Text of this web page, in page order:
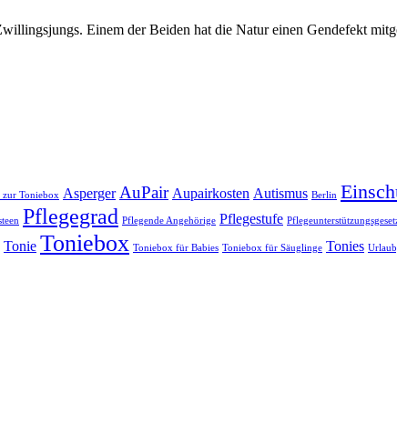
Einem der Beiden hat die Natur einen Gendefekt
zur Toniebox Asperger AuPair Aupairkosten Autismus Berlin
Pflegegrad Pflegende Angehörige Pflegestufe
Tonie Toniebox Toniebox für Babies Toniebox für Säuglinge Tonies